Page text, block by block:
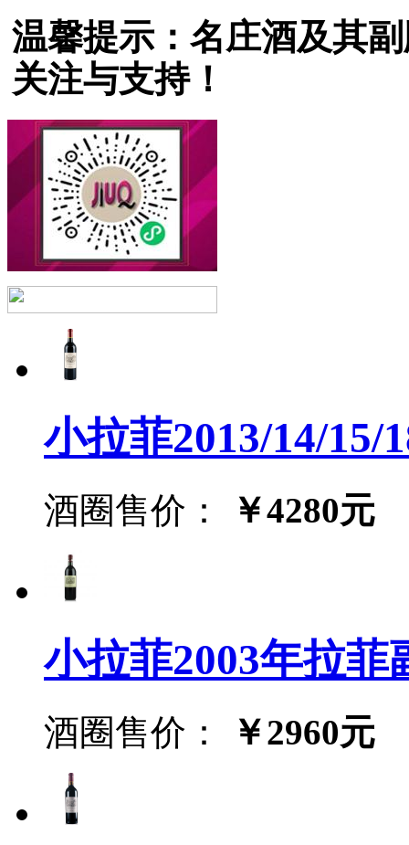
温馨提示：名庄酒及其
关注与支持！
小拉菲2013/14/15/
酒圈售价： ￥4280元
小拉菲2003年拉
酒圈售价： ￥2960元